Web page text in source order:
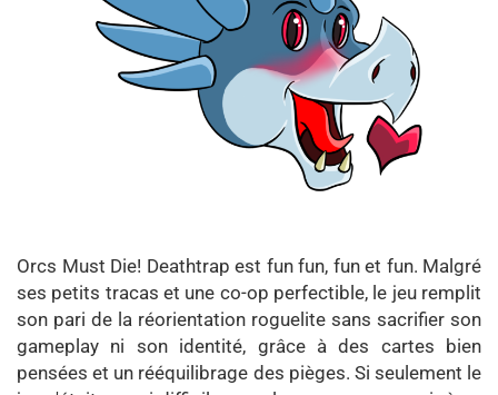
Orcs Must Die! Deathtrap est fun fun, fun et fun. Malgré
ses petits tracas et une co-op perfectible, le jeu remplit
son pari de la réorientation roguelite sans sacrifier son
gameplay ni son identité, grâce à des cartes bien
pensées et un rééquilibrage des pièges. Si seulement le